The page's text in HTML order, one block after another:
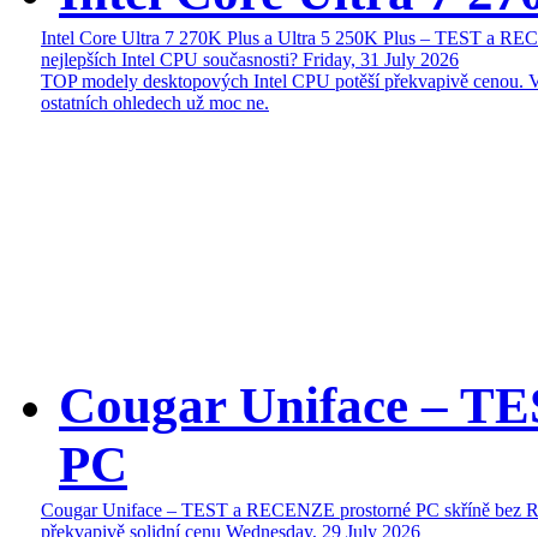
Intel Core Ultra 7 270K Plus a Ultra 5 250K Plus – TEST a
nejlepších Intel CPU současnosti? Friday, 31 July 2026
TOP modely desktopových Intel CPU potěší překvapivě cenou.
ostatních ohledech už moc ne.
Cougar Uniface –
PC
Cougar Uniface – TEST a RECENZE prostorné PC skříně bez
překvapivě solidní cenu Wednesday, 29 July 2026